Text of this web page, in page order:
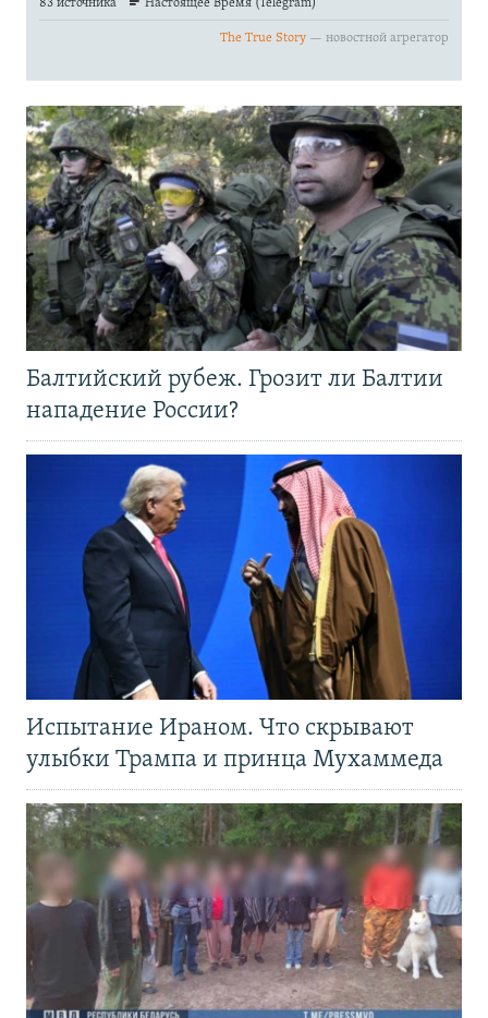
Балтийский рубеж. Грозит ли Балтии
нападение России?
Испытание Ираном. Что скрывают
улыбки Трампа и принца Мухаммеда